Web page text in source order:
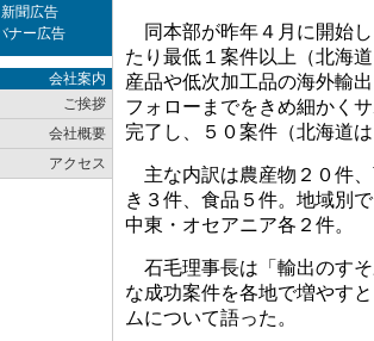
新聞広告
ナー広告
会社案内
ご挨拶
会社概要
アクセス
同本部が昨年４月に開始
たり最低１案件以上（北海
産品や低次加工品の海外輸
フォローまでをきめ細かく
完了し、５０案件（北海道
主な内訳は農産物２０件
き３件、食品５件。地域別
中東・オセアニア各２件。
石毛理事長は「輸出のす
な成功案件を各地で増やす
ムについて語った。